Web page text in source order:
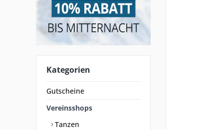
Kategorien
Gutscheine
Vereinsshops
Tanzen